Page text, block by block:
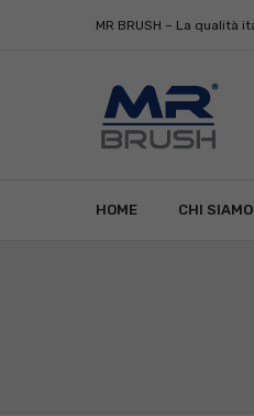
MR BRUSH – La qualità
HOME CHI SIAMO